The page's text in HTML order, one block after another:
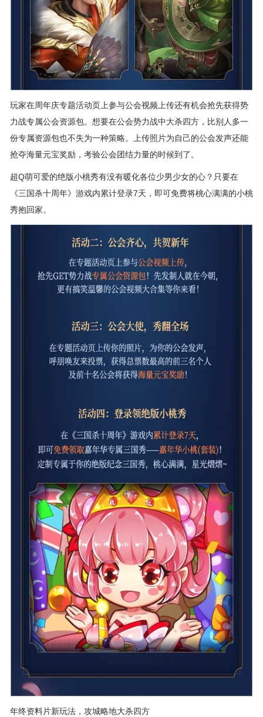
玩家在周年庆专题活动页上参与公会视频上传还有机会抢先获得势
力战专属公会资源包。想要在公会势力战中大杀四方，比别人多一
份专属资源包也不失为一种策略。上传照片为自己的公会发声还能
抢夺海量元宝奖励，考验公会团结力量的时候到了。
超Q萌可爱的绝版小桃秀有没有暖化各位少男少女的心？只要在
《三国杀十周年》游戏内累计登录7天，即可免费将桃心满满的小桃
秀抱回家。
年终资料片新玩法，攻城略地大杀四方